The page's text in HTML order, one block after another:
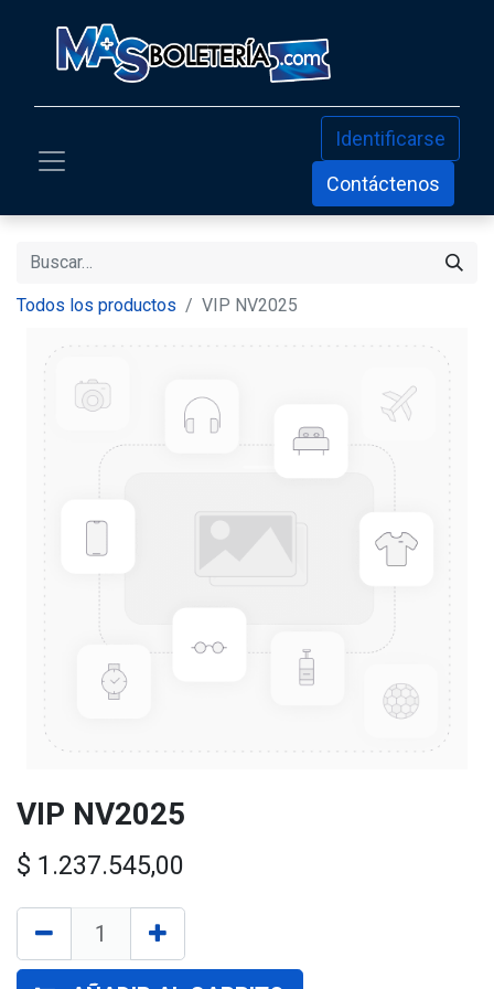
Identificarse
Contáctenos
Todos los productos VIP NV2025
VIP NV2025
$ 1.237.545,00